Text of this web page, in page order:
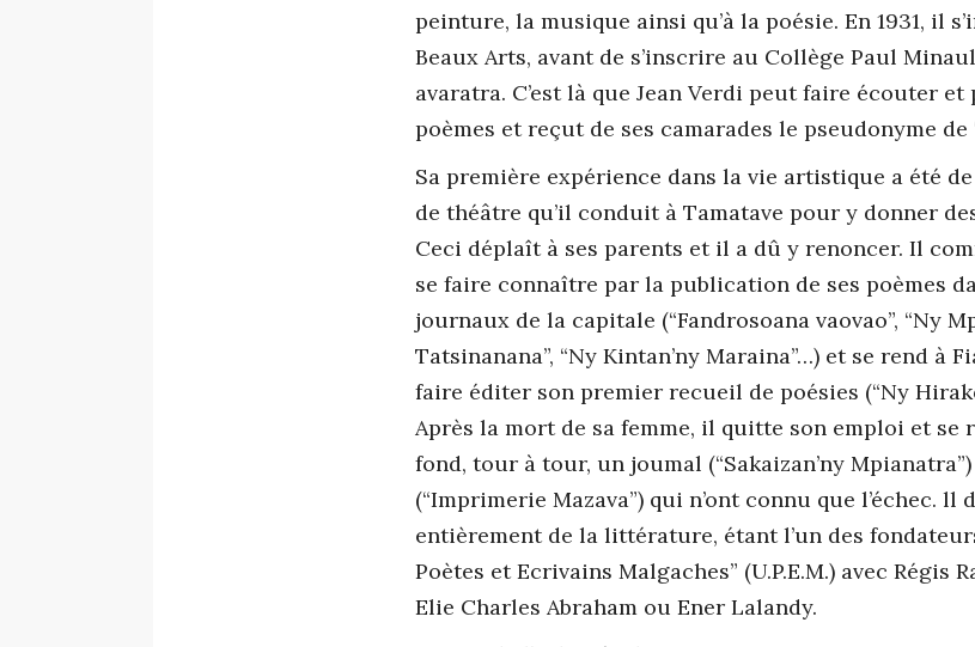
peinture, la musique ainsi qu’à la poésie. En 1931, il
Beaux Arts, avant de s’inscrire au Collège Paul
avaratra. C’est là que Jean Verdi peut faire écouter
poèmes et reçut de ses camarades le pseudonyme de
Sa première expérience dans la vie artistique a été
de théâtre qu’il conduit à Tamatave pour y donner
Ceci déplaît à ses parents et il a dû y renoncer. Il
se faire connaître par la publication de ses poèmes
journaux de la capitale (“Fandrosoana vaovao”, “Ny
Tatsinanana”, “Ny Kintan’ny Maraina”…) et se rend à
faire éditer son premier recueil de poésies (“Ny
Après la mort de sa femme, il quitte son emploi et se
fond, tour à tour, un joumal (“Sakaizan’ny
(“Imprimerie Mazava”) qui n’ont connu que l’échec. ll
entièrement de la littérature, étant l’un des
Poètes et Ecrivains Malgaches” (U.P.E.M.) avec Régis
Elie Charles Abraham ou Ener Lalandy.